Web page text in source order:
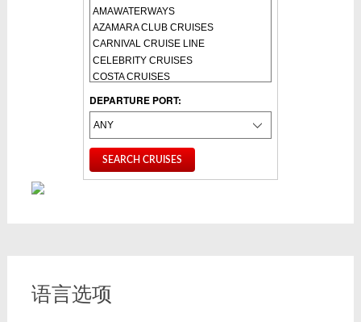
DEPARTURE PORT:
语言选项